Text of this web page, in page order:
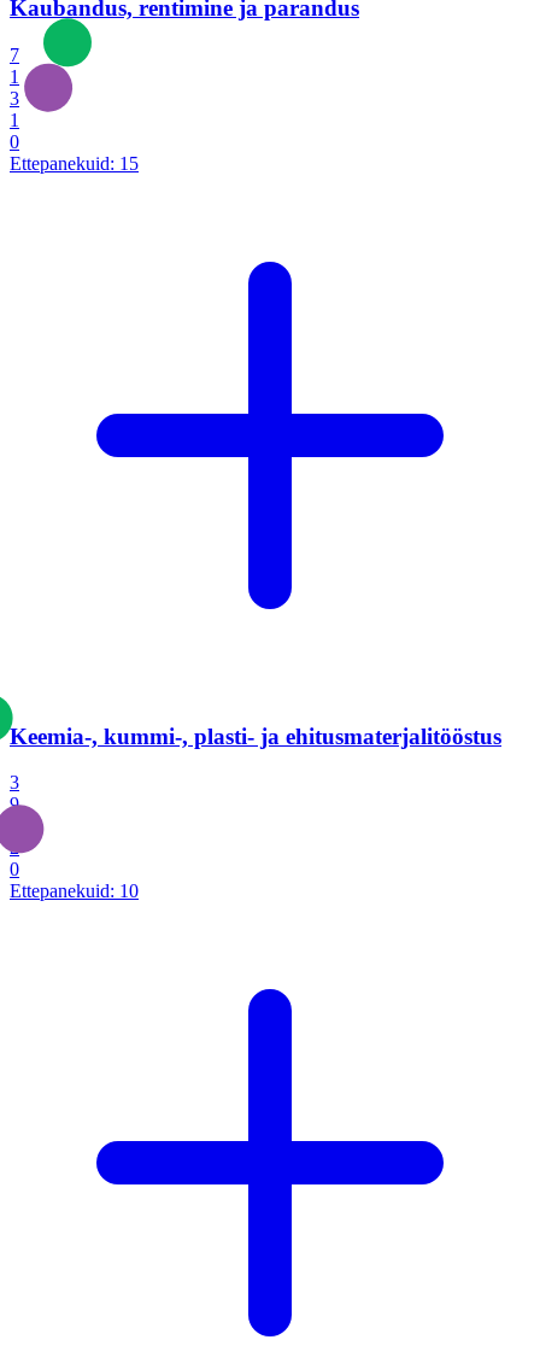
Kaubandus, rentimine ja parandus
7
1
3
1
0
Ettepanekuid: 15
Keemia-, kummi-, plasti- ja ehitusmaterjalitööstus
3
9
2
0
Ettepanekuid: 10